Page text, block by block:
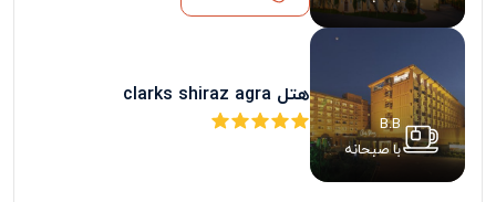
B.B
با صبحانه
هتل clarks shiraz agra